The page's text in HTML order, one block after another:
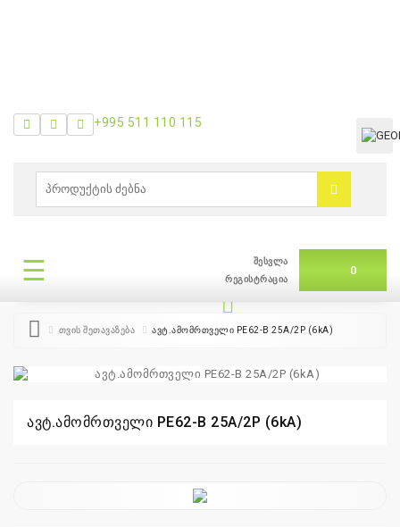
ბრენდები
შეთავაზება
+995
511
115
+995 511 110 115
☰
შესვლა
რეგისტრაცია
0
ᲛᲔᲜᲘᲣ
თვის შეთავაზება ავტ.ამომრთველი PE62-B 25A/2P (6kA)
ავტ.ამომრთველი PE62-B 25A/2P (6kA)